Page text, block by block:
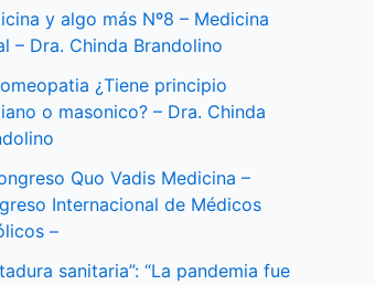
y algo más Nº8 – Medicina
– Dra. Chinda Brandolino
¿Tiene principio
o masonico? – Dra. Chinda
Quo Vadis Medicina –
Internacional de Médicos
–
sanitaria”: “La pandemia fue